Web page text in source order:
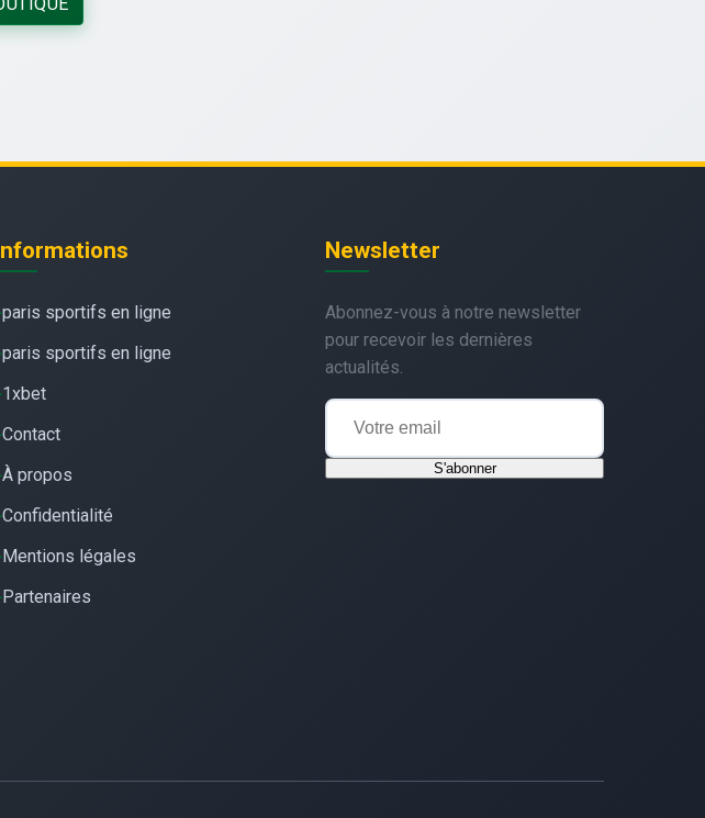
paris sportifs en ligne
paris sportifs en ligne
1xbet
Contact
À propos
Confidentialité
Mentions légales
Partenaires
Newsletter
Abonnez-vous à notre newsletter
pour recevoir les dernières
actualités.
S'abonner